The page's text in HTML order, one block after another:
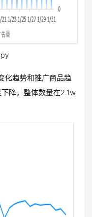
化趋势和推广商品趋
降，整体数量在2.1w